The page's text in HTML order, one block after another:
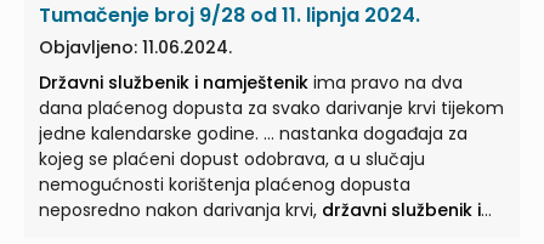
pregled u razdoblju propisanom Kolektivnim ...
ugovorom za državne službenike i namještenike
sistematski pregled i u zdravstvenim ustanovama
izvan mreže ...
Tumačenje broj 9/28 od 11. lipnja 2024.
Objavljeno: 11.06.2024.
Državni službenik i namještenik ima pravo na dva
dana plaćenog dopusta za svako darivanje krvi tijekom
jedne kalendarske godine. ... nastanka događaja za
kojeg se plaćeni dopust odobrava, a u slučaju
nemogućnosti korištenja plaćenog dopusta
neposredno nakon darivanja krvi, državni službenik i